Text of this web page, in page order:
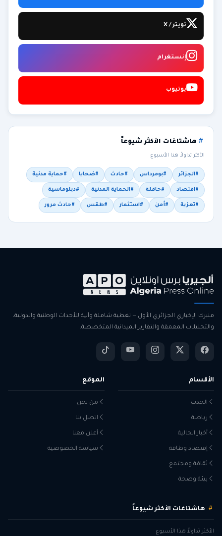
تويتر / X
إنستغرام
يوتيوب
هاشتاغات الأكثر شيوعاً
الأكثر تداولاً هذا الأسبوع
#الجزائر #بومرداس #حادث #ضحايا #حماية مدنية
#اقتصاد #حافلة #الحماية المدنية #دبلوماسية
#تعزية #أمن #استثمار #طقس #حادث مرور
منبرك الإخباري الجزائري الأول — تغطية شاملة وآنية للأحداث الوطنية والدولية،
والتحليلات المعمقة والتقارير الميدانية المتخصصة.
الأقسام
الحدث
رياضة
أخبار الجالية
إقتصاد وطاقة
ثقافة ومجتمع
بيئة وصحة
الموقع
من نحن
اتصل بنا
أعلن معنا
سياسة الخصوصية
هاشتاغات الأكثر شيوعاً
الأكثر تداولاً هذا الأسبوع